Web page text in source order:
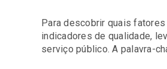
Para descobrir quais
indicadores de qualidade,
serviço público. A palavra-